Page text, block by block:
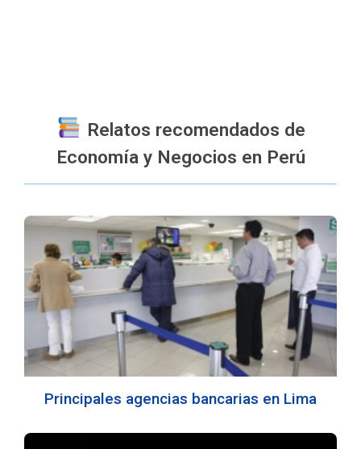
Relatos recomendados de
Economía y Negocios en Perú
Principales agencias bancarias en Lima